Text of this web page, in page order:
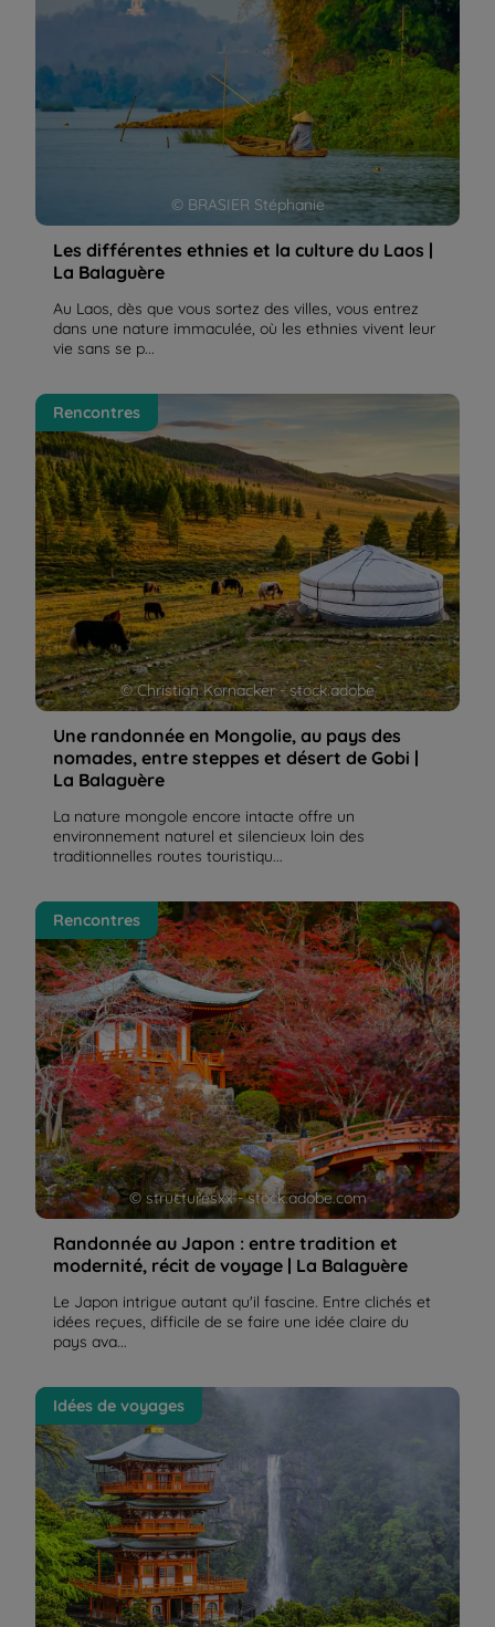
© BRASIER Stéphanie
Les différentes ethnies et la culture du Laos |
La Balaguère
Au Laos, dès que vous sortez des villes, vous entrez
dans une nature immaculée, où les ethnies vivent leur
vie sans se p...
Une randonnée en Mongolie, au pays des nomades,
entre steppes et désert de Gobi | La Balaguère
© Christian Kornacker - stock.adobe
Rencontres
Une randonnée en Mongolie, au pays des
nomades, entre steppes et désert de Gobi |
La Balaguère
La nature mongole encore intacte offre un
environnement naturel et silencieux loin des
traditionnelles routes touristiqu...
Randonnée au Japon : entre tradition et modernité,
récit de voyage | La Balaguère
© structuresxx - stock.adobe.com
Rencontres
Randonnée au Japon : entre tradition et
modernité, récit de voyage | La Balaguère
Le Japon intrigue autant qu'il fascine. Entre clichés et
idées reçues, difficile de se faire une idée claire du
pays ava...
Les 8 incontournables du Japon, pour un voyage
inoubliable
Idées de voyages